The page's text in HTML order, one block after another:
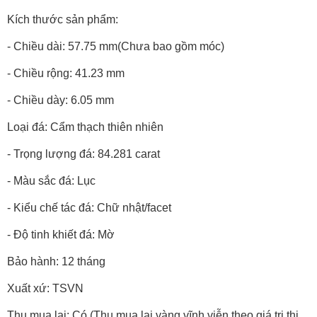
Kích thước sản phẩm:
- Chiều dài: 57.75 mm(Chưa bao gồm móc)
- Chiều rộng: 41.23 mm
- Chiều dày: 6.05 mm
Loại đá: Cẩm thạch thiên nhiên
- Trọng lượng đá: 84.281 carat
- Màu sắc đá: Lục
- Kiểu chế tác đá: Chữ nhật/facet
- Độ tinh khiết đá: Mờ
Bảo hành: 12 tháng
Xuất xứ: TSVN